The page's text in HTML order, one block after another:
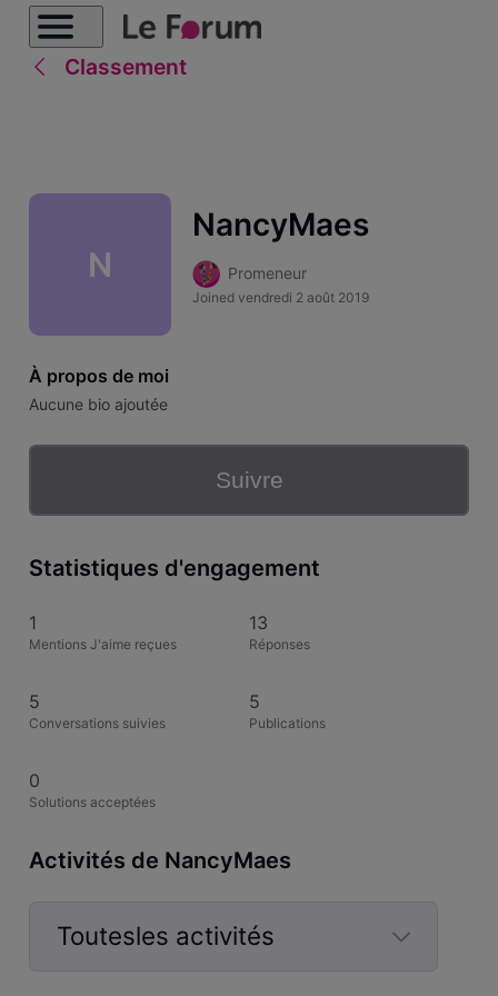
Classement
N
NancyMaes
Promeneur
Joined vendredi 2 août 2019
À propos de moi
Aucune bio ajoutée
Suivre
Statistiques d'engagement
1
Mentions J'aime reçues
13
Réponses
5
Conversations suivies
5
Publications
0
Solutions acceptées
Activités de NancyMaes
Toutesles activités